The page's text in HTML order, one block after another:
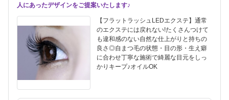
人にあったデザインをご提案いたします♪
【フラットラッシュLEDエクステ】通常
のエクステには戻れない!たくさんつけて
も違和感のない自然な仕上がりと持ちの
良さ◎自まつ毛の状態・目の形・生え癖
に合わせ丁寧な施術で綺麗な目元をしっ
かりキープ♪オイルOK